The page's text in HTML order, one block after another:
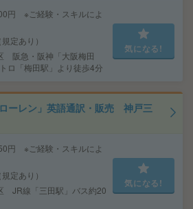
円 ※ご経験・スキルによ
定あり）
阪急・阪神「大阪梅田
ロ「梅田駅」より徒歩4分
気になる!
ーレン」英語通訳・販売 神戸三
円 ※ご経験・スキルによ
定あり）
JR線「三田駅」バス約20
気になる!